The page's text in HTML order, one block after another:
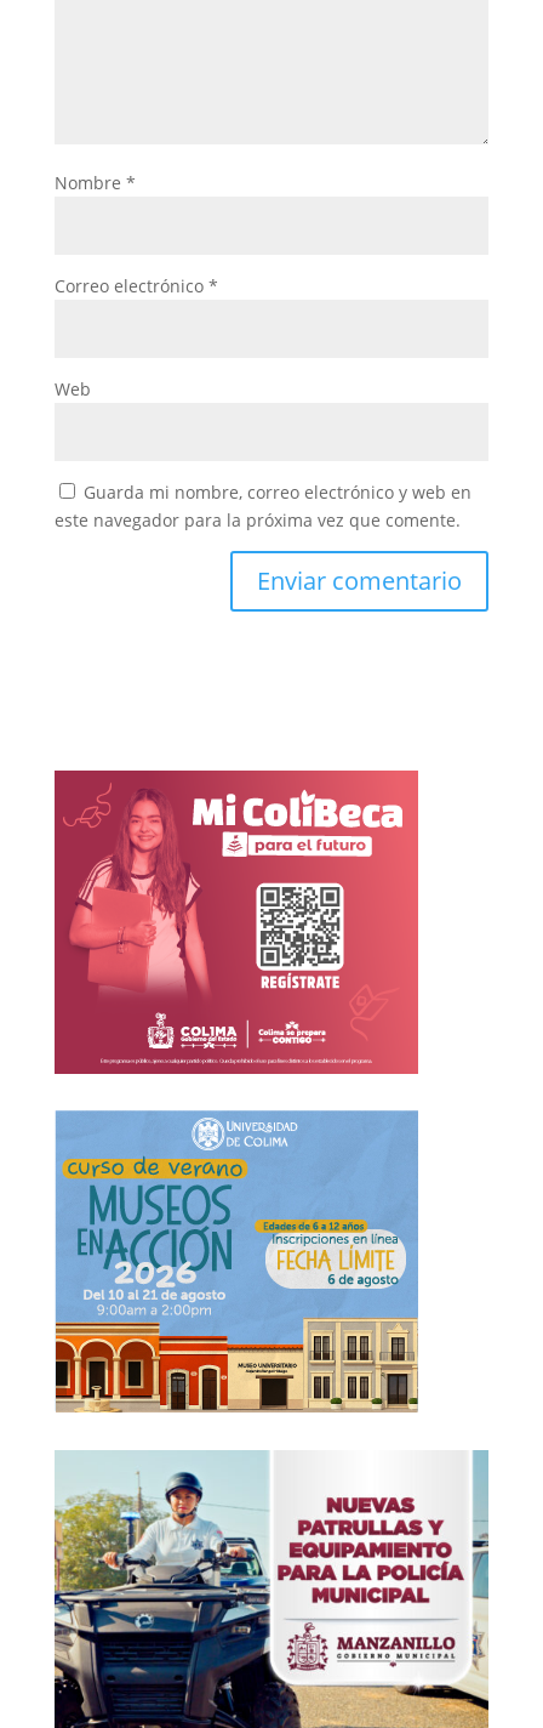
Nombre *
Correo electrónico *
Web
Guarda mi nombre, correo electrónico y web en
este navegador para la próxima vez que comente.